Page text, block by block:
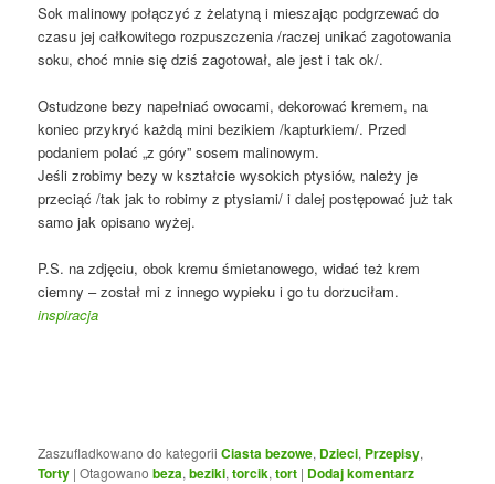
Sok malinowy połączyć z żelatyną i mieszając podgrzewać do
czasu jej całkowitego rozpuszczenia /raczej unikać zagotowania
soku, choć mnie się dziś zagotował, ale jest i tak ok/.
Ostudzone bezy napełniać owocami, dekorować kremem, na
koniec przykryć każdą mini bezikiem /kapturkiem/. Przed
podaniem polać „z góry” sosem malinowym.
Jeśli zrobimy bezy w kształcie wysokich ptysiów, należy je
przeciąć /tak jak to robimy z ptysiami/ i dalej postępować już tak
samo jak opisano wyżej.
P.S. na zdjęciu, obok kremu śmietanowego, widać też krem
ciemny – został mi z innego wypieku i go tu dorzuciłam.
inspiracja
Zaszufladkowano do kategorii Ciasta bezowe, Dzieci, Przepisy,
Torty |Otagowano beza,beziki,torcik,tort | Dodaj komentarz